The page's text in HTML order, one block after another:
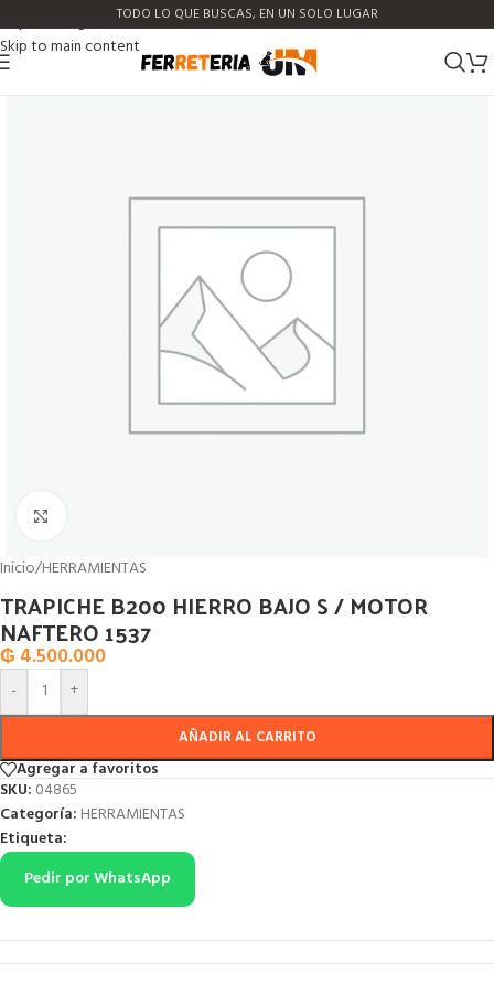
Skip to navigation
Skip to main content
TODO LO QUE BUSCAS, EN UN SOLO LUGAR
Inicio/HERRAMIENTAS
TRAPICHE B200 HIERRO BAJO S / MOTOR
NAFTERO 1537
₲ 4.500.000
- +
AÑADIR AL CARRITO
Agregar a favoritos
SKU: 04865
Categoría: HERRAMIENTAS
Etiqueta:
Pedir por WhatsApp